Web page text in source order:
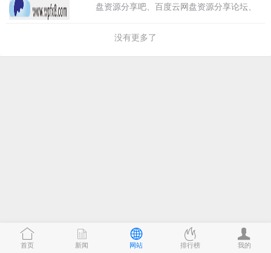
盘资源分享吧、百度云网盘资源分享论坛、
没有更多了
首页 新闻 网站 排行榜 我的